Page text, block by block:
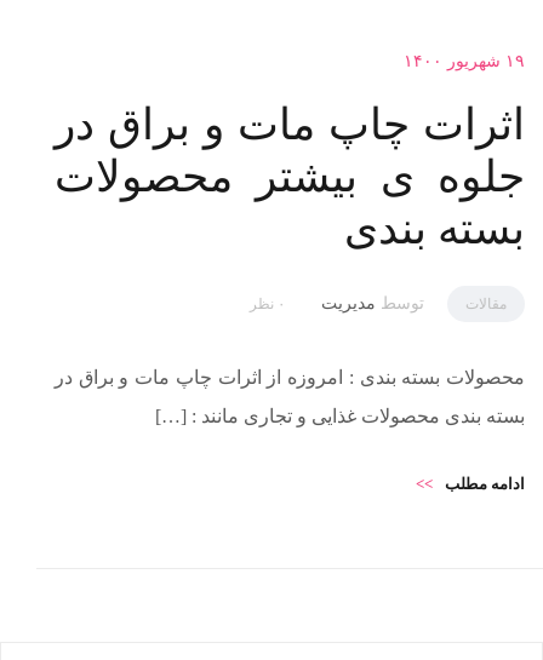
۱۹ شهریور ۱۴۰۰
اثرات چاپ مات و براق در
جلوه ی بیشتر محصولات
بسته بندی
مقالات توسط مدیریت ۰ نظر
محصولات بسته بندی : امروزه از اثرات چاپ مات و براق در
بسته بندی محصولات غذایی و تجاری مانند : […]
ادامه مطلب >>